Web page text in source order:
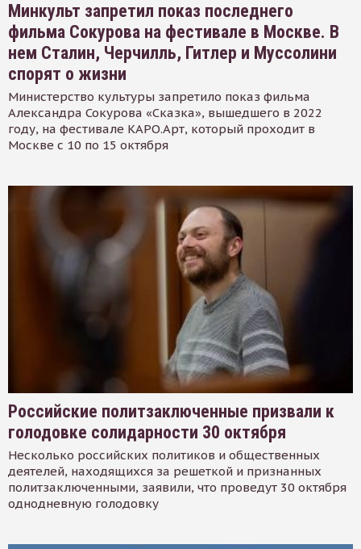
Минкульт запретил показ последнего
фильма Сокурова на фестивале в Москве. В
нем Сталин, Черчилль, Гитлер и Муссолини
спорят о жизни
Министерство культуры запретило показ фильма
Александра Сокурова «Сказка», вышедшего в 2022
году, на фестивале КАРО.Арт, который проходит в
Москве с 10 по 15 октября
Российские политзаключенные призвали к
голодовке солидарности 30 октября
Несколько российских политиков и общественных
деятелей, находящихся за решеткой и признанных
политзаключенными, заявили, что проведут 30 октября
однодневную голодовку